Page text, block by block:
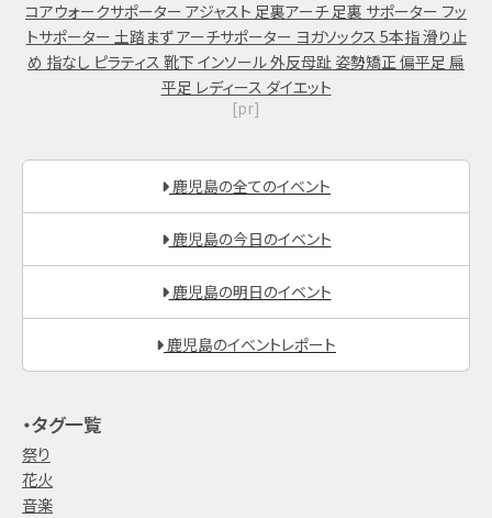
コアウォークサポーター アジャスト 足裏アーチ 足裏 サポーター フッ
トサポーター 土踏まず アーチサポーター ヨガソックス 5本指 滑り止
め 指なし ピラティス 靴下 インソール 外反母趾 姿勢矯正 偏平足 扁
平足 レディース ダイエット
[pr]
鹿児島の全てのイベント
鹿児島の今日のイベント
鹿児島の明日のイベント
鹿児島のイベントレポート
・タグ一覧
祭り
花火
音楽